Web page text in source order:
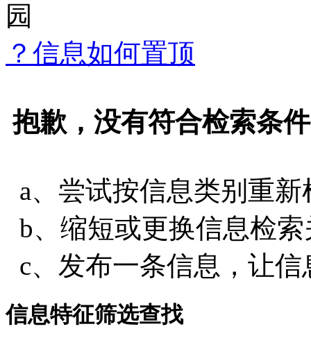
园
？信息如何置顶
抱歉，没有符合检索条
a、尝试按信息类别重
b、缩短或更换信息检
c、发布一条信息，让
信息特征筛选查找